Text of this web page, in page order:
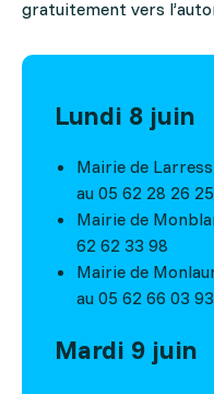
gratuitement vers
Lundi 8 juin
Mairie de
au 05 62 28 26 25
Mairie de
62 62 33 98
Mairie de
au 05 62 66 03 93
Mardi 9 juin